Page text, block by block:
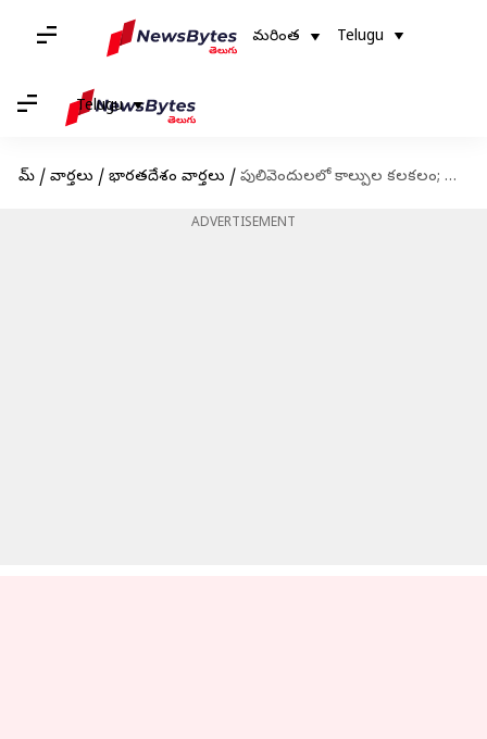
మరింత Telugu
Telugu
హోమ్ / వార్తలు / భారతదేశం వార్తలు / పులివెందులలో కాల్పుల కలకలం; తుపాకీతో ఇద్దరిని కాల్చిన భరత్ యాదవ్
ADVERTISEMENT